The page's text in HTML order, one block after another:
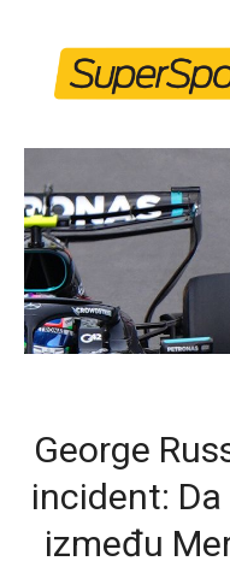
content
George
incident:
između